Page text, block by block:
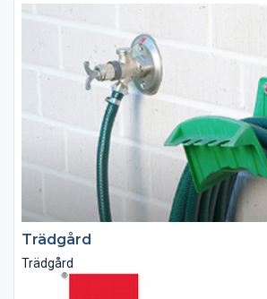
Trädgård
Trädgård